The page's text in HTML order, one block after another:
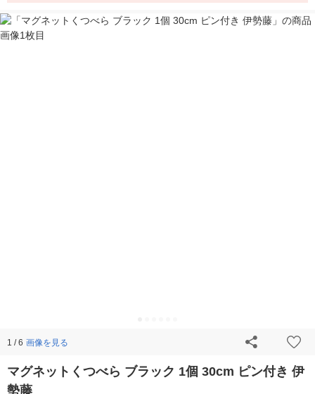
1 / 6 画像を見る
マグネットくつべら ブラック 1個 30cm ピン付き 伊
勢藤